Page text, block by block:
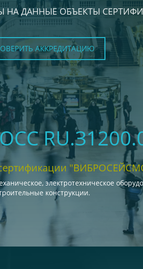
НА ДАННЫЕ ОБЪЕКТЫ
АККРЕДИТАЦИЮ
электротехническое
конструкции.